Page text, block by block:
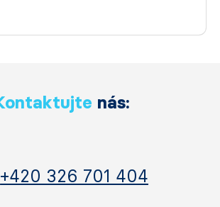
nás:
+420 326 701 404